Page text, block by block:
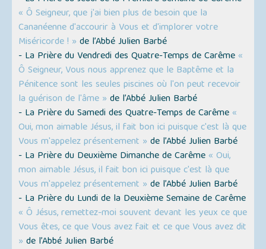
« Ô Seigneur, que j'ai bien plus de besoin que la
Cananéenne d'accourir à Vous et d'implorer votre
Miséricorde ! » de l’Abbé Julien Barbé
- La Prière du Vendredi des Quatre-Temps de Carême «
Ô Seigneur, Vous nous apprenez que le Baptême et la
Pénitence sont les seules piscines où l'on peut recevoir
la guérison de l'âme » de l’Abbé Julien Barbé
- La Prière du Samedi des Quatre-Temps de Carême «
Oui, mon aimable Jésus, il fait bon ici puisque c'est là que
Vous m'appelez présentement » de l’Abbé Julien Barbé
- La Prière du Deuxième Dimanche de Carême « Oui,
mon aimable Jésus, il fait bon ici puisque c'est là que
Vous m'appelez présentement » de l’Abbé Julien Barbé
- La Prière du Lundi de la Deuxième Semaine de Carême
« Ô Jésus, remettez-moi souvent devant les yeux ce que
Vous êtes, ce que Vous avez fait et ce que Vous avez dit
» de l’Abbé Julien Barbé